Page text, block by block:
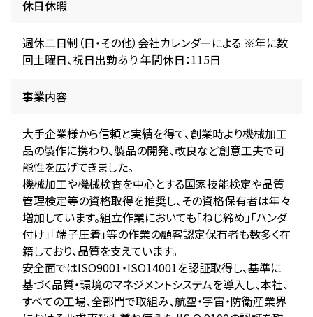
休日休暇
週休二日制（日・その他）会社カレンダーによる ※年に数
回土曜日、祝日出勤あり 年間休日：115日
事業内容
大手企業様から信頼と実績を得て、創業時より機械加工
品の製作に携わり、製品の開発、改良など創意工夫で可
能性を広げてきました。
機械加工や機械検査を中心とする国家技能検定や品質
管理検定等の資格取得を推奨し、その資格保有者は年々
増加しています。組立作業においても「ねじ締め」「ハンダ
付け」「端子圧着」等の作業の顧客認定保有者も数多く在
籍しており、品質を支えています。
安全面ではISO9001・ISO14001を認証取得し、基準に
基づく品質・環境のマネジメントシステムを導入し、本社、
すべての工場、全部門で取組み、航空・宇宙・防衛産業界